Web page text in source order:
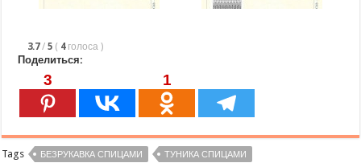
3.7 / 5 ( 4 голоса)
Поделиться:
3 1
Tags БЕЗРУКАВКА СПИЦАМИ ТУНИКА СПИЦАМИ